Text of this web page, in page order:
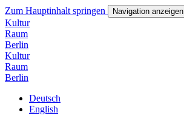
Zum Hauptinhalt springen Navigation anzeigen
Kultur
Raum
Berlin
Kultur
Raum
Berlin
Deutsch
English